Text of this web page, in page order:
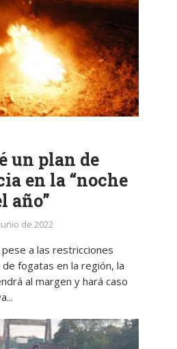
un plan de
en la “noche
año”
de 2022
a las restricciones
fogatas en la región, la
al margen y hará caso